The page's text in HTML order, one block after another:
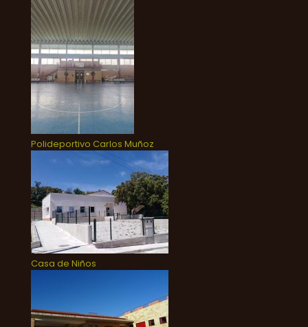
Polideportivo Carlos Muñoz
Casa de Niños